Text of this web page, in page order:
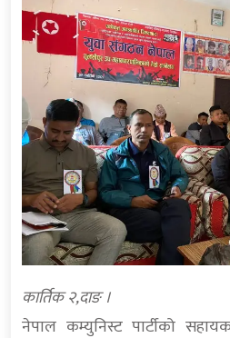
कार्तिक २,दाङ ।
नेपाल कम्युनिस्ट पार्टीको